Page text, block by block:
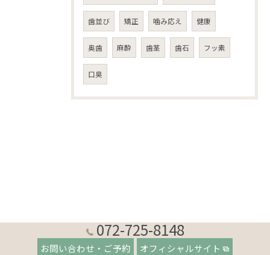
歯並び 矯正 噛み応え 健康
奥歯 麻酔 歯茎 歯石 フッ素
口臭
072-725-8148
お問い合わせ・ご予約 オフィシャルサイト